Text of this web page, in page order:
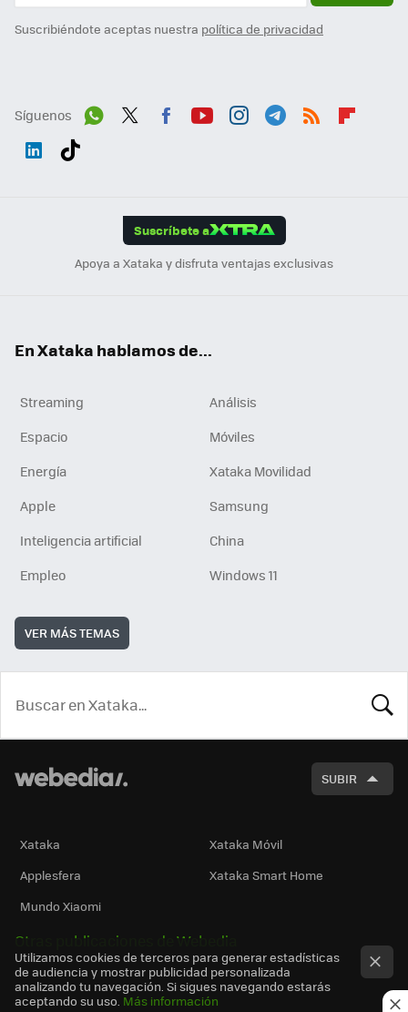
Suscribiéndote aceptas nuestra política de privacidad
Síguenos
Suscríbete a
Apoya a Xataka y disfruta ventajas exclusivas
En Xataka hablamos de...
Streaming
Análisis
Espacio
Móviles
Energía
Xataka Movilidad
Apple
Samsung
Inteligencia artificial
China
Empleo
Windows 11
VER MÁS TEMAS
SUBIR
Xataka
Xataka Móvil
Applesfera
Xataka Smart Home
Mundo Xiaomi
Otras publicaciones de Webedia
Utilizamos cookies de terceros para generar estadísticas
de audiencia y mostrar publicidad personalizada
analizando tu navegación. Si sigues navegando estarás
aceptando su uso. Más información